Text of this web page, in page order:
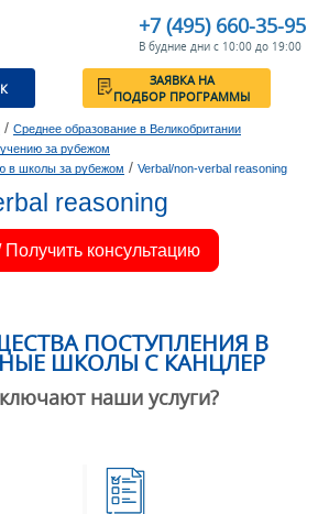
+7 (495) 660-35-95
В будние дни с 10:00 до 19:00
ЗАЯВКА НА
ПОДБОР ПРОГРАММЫ
/ Среднее образование в Великобритании
за рубежом
в школы за рубежом / Verbal/non-verbal reasoning
reasoning
консультацию
ПОСТУПЛЕНИЯ В
ШКОЛЫ С КАНЦЛЕР
наши услуги?